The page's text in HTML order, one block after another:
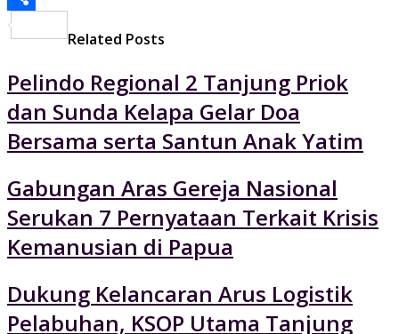
Related Posts
Pelindo Regional 2 Tanjung Priok
dan Sunda Kelapa Gelar Doa
Bersama serta Santun Anak Yatim
Gabungan Aras Gereja Nasional
Serukan 7 Pernyataan Terkait Krisis
Kemanusian di Papua
Dukung Kelancaran Arus Logistik
Pelabuhan, KSOP Utama Tanjung